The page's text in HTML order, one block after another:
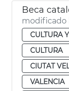
modificado
CULTURA
CULTURA
CIUTAT
VALENCIA